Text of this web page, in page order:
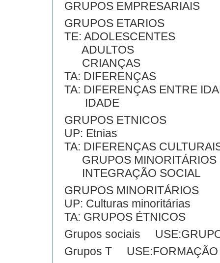
GRUPOS EMPRESARIAIS
GRUPOS ETARIOS
TE: ADOLESCENTES
ADULTOS
CRIANÇAS
TA: DIFERENÇAS
TA: DIFERENÇAS ENTRE
IDADE
GRUPOS ETNICOS
UP: Etnias
TA: DIFERENÇAS
GRUPOS MINORITÁRIOS
INTEGRAÇÃO SOCIAL
GRUPOS MINORITÁRIOS
UP: Culturas minoritárias
TA: GRUPOS ÉTNICOS
Grupos sociais
Grupos T USE:FORMAÇÃO